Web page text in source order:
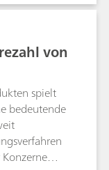
in
analysiert
eine
= 2
mit c(HCl)
den
den
zweite
mit
von
spielt
bedeutende